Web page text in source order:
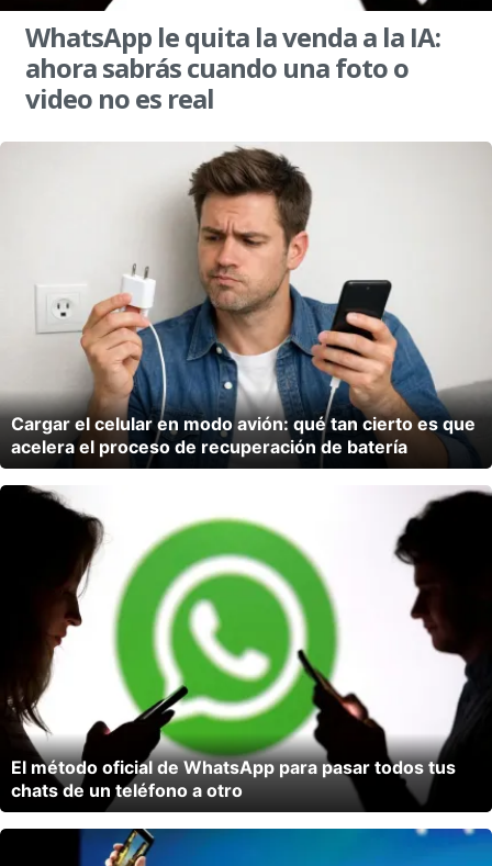
WhatsApp le quita la venda a la IA:
ahora sabrás cuando una foto o
video no es real
Cargar el celular en modo avión: qué tan cierto es que
acelera el proceso de recuperación de batería
El método oficial de WhatsApp para pasar todos tus
chats de un teléfono a otro